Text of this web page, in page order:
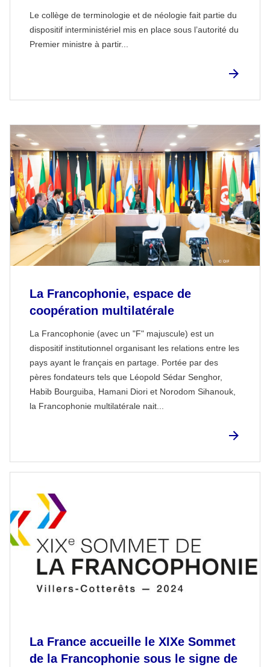
Le collège de terminologie et de néologie fait partie du
dispositif interministériel mis en place sous l’autorité du
Premier ministre à partir...
La Francophonie, espace de
coopération multilatérale
La Francophonie (avec un "F" majuscule) est un
dispositif institutionnel organisant les relations entre les
pays ayant le français en partage. Portée par des
pères fondateurs tels que Léopold Sédar Senghor,
Habib Bourguiba, Hamani Diori et Norodom Sihanouk,
la Francophonie multilatérale nait...
La France accueille le XIXe Sommet
de la Francophonie sous le signe de